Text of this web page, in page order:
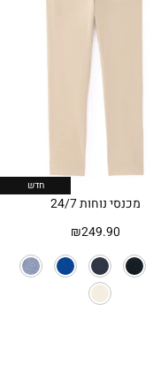
חדש
מכנסי נוחות 24/7
₪249.90